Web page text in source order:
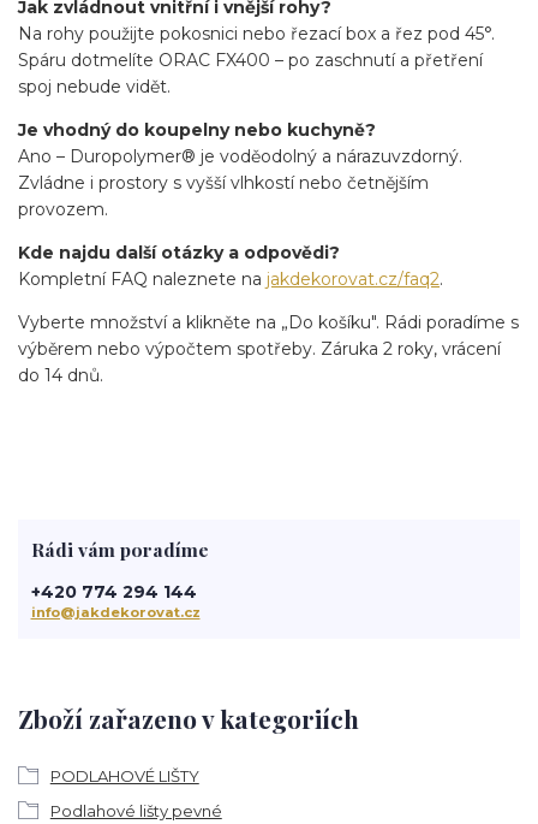
Jak zvládnout vnitřní i vnější rohy?
Na rohy použijte pokosnici nebo řezací box a řez pod 45°.
Spáru dotmelíte ORAC FX400 – po zaschnutí a přetření
spoj nebude vidět.
Je vhodný do koupelny nebo kuchyně?
Ano – Duropolymer® je voděodolný a nárazuvzdorný.
Zvládne i prostory s vyšší vlhkostí nebo četnějším
provozem.
Kde najdu další otázky a odpovědi?
Kompletní FAQ naleznete na jakdekorovat.cz/faq2.
Vyberte množství a klikněte na „Do košíku". Rádi poradíme s
výběrem nebo výpočtem spotřeby. Záruka 2 roky, vrácení
do 14 dnů.
Zboží zařazeno v kategoriích
PODLAHOVÉ LIŠTY
Podlahové lišty pevné
Rádi vám poradíme
+420 774 294 144
info@jakdekorovat.cz